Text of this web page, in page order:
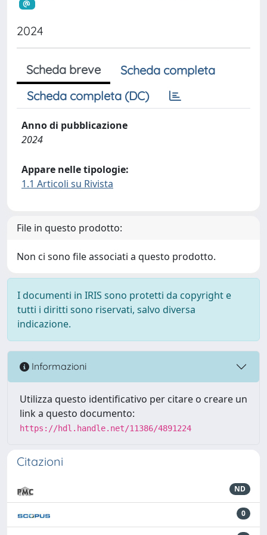
2024
Scheda breve
Scheda completa
Scheda completa (DC)
Anno di pubblicazione
2024
Appare nelle tipologie:
1.1 Articoli su Rivista
File in questo prodotto:
Non ci sono file associati a questo prodotto.
I documenti in IRIS sono protetti da copyright e
tutti i diritti sono riservati, salvo diversa
indicazione.
Informazioni
Utilizza questo identificativo per citare o creare un
link a questo documento:
https://hdl.handle.net/11386/4891224
Citazioni
ND
0